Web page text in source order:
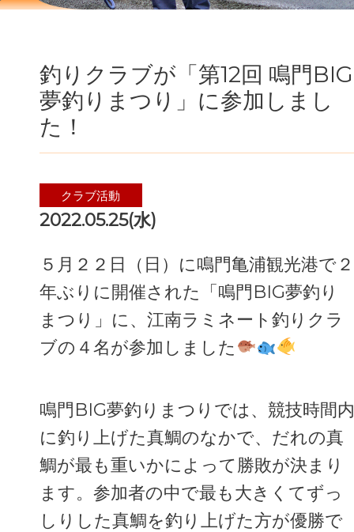
釣りクラブが「第12回 鳴門BIG
夢釣りまつり」に参加しまし
た！
クラブ活動
2022.05.25(水)
５月２２日（日）に鳴門亀浦観光港で２
年ぶりに開催された「鳴門BIG夢釣り
まつり」に、江南ラミネート釣りクラ
ブの４名が参加しました
鳴門BIG夢釣りまつりでは、競技時間内
に釣り上げた真鯛のなかで、だれの真
鯛が最も重いかによって勝敗が決まり
ます。参加者の中で最も大きくてずっ
しりした真鯛を釣り上げた方が優勝で